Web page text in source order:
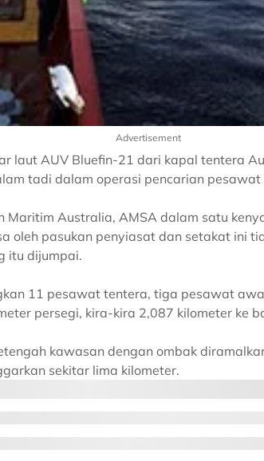
Advertisement
laut AUV Bluefin-21 dari kapal tentera
tadi dalam operasi pencarian
Maritim Australia, AMSA dalam satu
oleh pasukan penyiasat dan setakat ini
itu dijumpai.
11 pesawat tentera, tiga pesawat
persegi, kira-kira 2,087 kilometer ke
kawasan dengan ombak
sekitar lima kilometer.